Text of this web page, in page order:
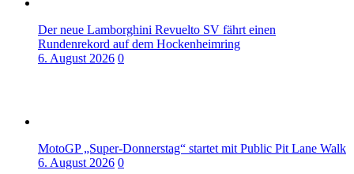
Der neue Lamborghini Revuelto SV fährt einen
Rundenrekord auf dem Hockenheimring
6. August 2026 0
MotoGP „Super-Donnerstag“ startet mit Public Pit Lane Walk
6. August 2026 0